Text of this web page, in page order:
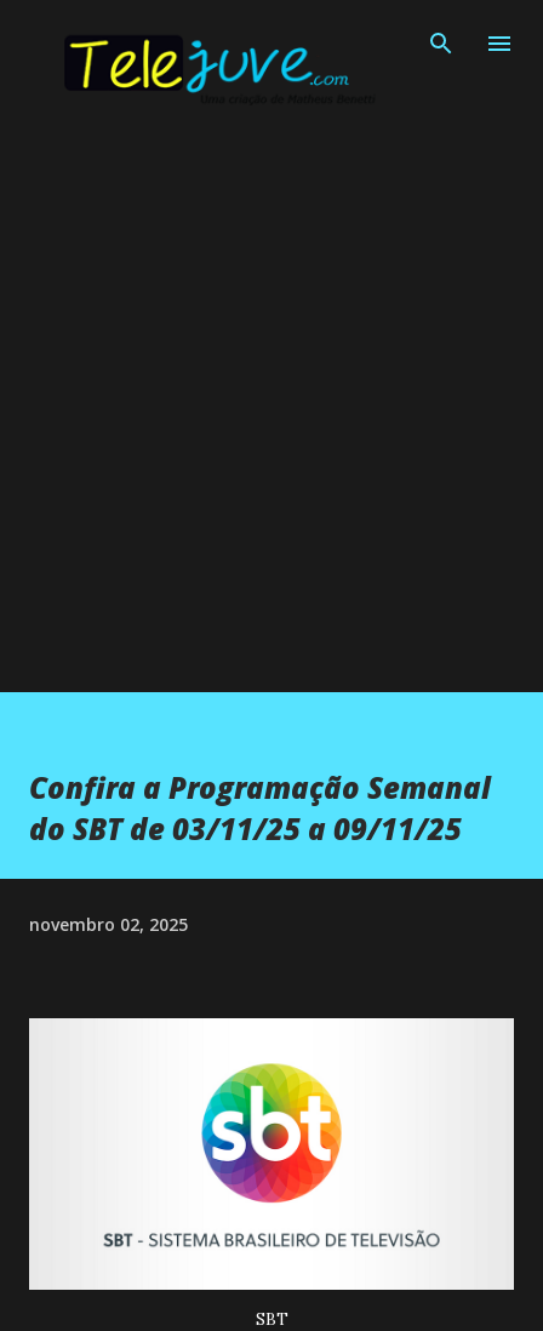
Confira a Programação Semanal
do SBT de 03/11/25 a 09/11/25
novembro 02, 2025
SBT